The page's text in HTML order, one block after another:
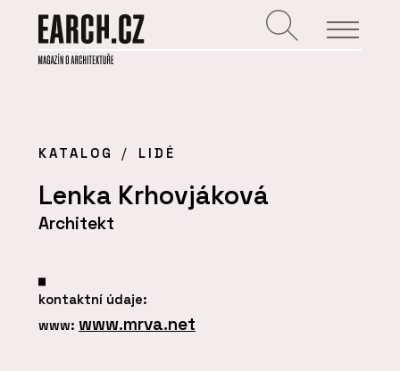
KATALOG LIDÉ
Lenka Krhovjáková
Architekt
kontaktní údaje:
www: www.mrva.net